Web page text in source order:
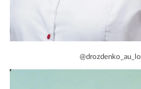
@drozdenko_au_lo